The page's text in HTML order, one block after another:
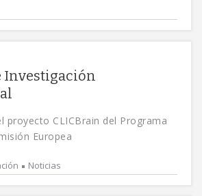
Investigación
proyecto CLICBrain del Programa
Europea
Noticias